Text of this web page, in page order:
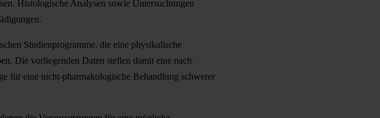
Histologische Analysen sowie Untersuchungen
Studienprogramme, die eine physikalische
Die vorliegenden Daten stellen damit eine nach
für eine nicht-pharmakologische Behandlung schwerer